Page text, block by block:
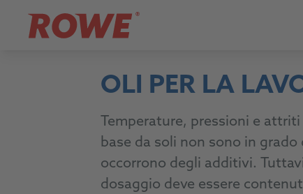
OLI PER LA
Temperature, pressioni e
base da soli non sono in
occorrono degli additivi.
dosaggio deve essere